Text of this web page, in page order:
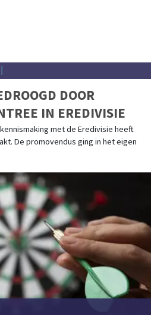
DOOR
IN EREDIVISIE
kennismaking met de Eredivisie heeft
De promovendus ging in het eigen